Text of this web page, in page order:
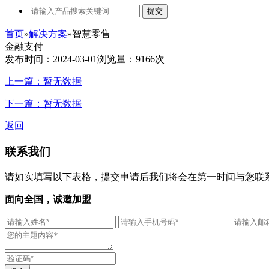
提交
首页»解决方案»智慧零售
金融支付
发布时间：2024-03-01浏览量：9166次
上一篇：暂无数据
下一篇：暂无数据
返回
联系我们
请如实填写以下表格，提交申请后我们将会在第一时间与您联
面向全国，诚邀加盟